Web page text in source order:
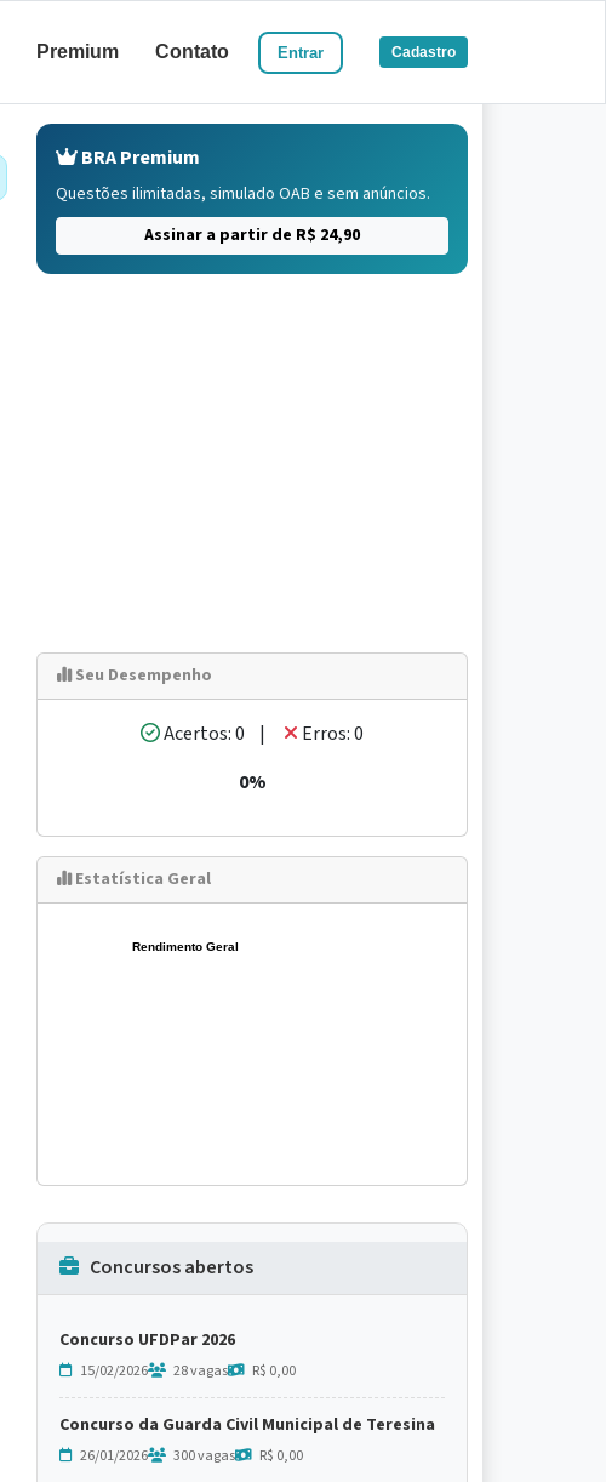
Premium Contato Entrar Cadastro
BRA Premium
Questões ilimitadas, simulado OAB e sem anúncios.
Assinar a partir de R$ 24,90
Seu Desempenho
Acertos: 0 |
Erros: 0
0%
Estatística Geral
Rendimento Geral
Concursos abertos
Concurso UFDPar 2026
15/02/2026 28 vagas R$ 0,00
Concurso da Guarda Civil Municipal de Teresina
26/01/2026 300 vagas R$ 0,00